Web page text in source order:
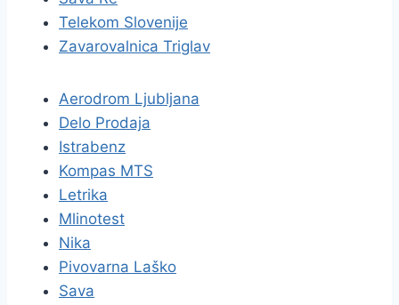
Telekom Slovenije
Zavarovalnica Triglav
Aerodrom Ljubljana
Delo Prodaja
Istrabenz
Kompas MTS
Letrika
Mlinotest
Nika
Pivovarna Laško
Sava